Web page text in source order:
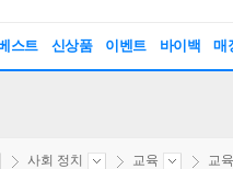
스트 신상품 이벤트 바이백 매
사회 정치 교육 교